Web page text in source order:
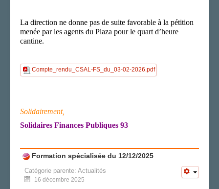
La direction ne donne pas de suite favorable à la pétition
menée par les agents du Plaza pour le quart d’heure
cantine.
Compte_rendu_CSAL-FS_du_03-02-2026.pdf
Solidairement,
Solidaires Finances Publiques 93
Formation spécialisée du 12/12/2025
Catégorie parente: Actualités
16 décembre 2025